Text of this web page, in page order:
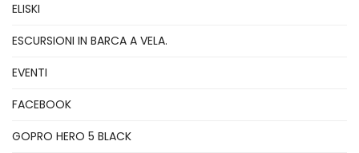
ELISKI
ESCURSIONI IN BARCA A VELA.
EVENTI
FACEBOOK
GOPRO HERO 5 BLACK